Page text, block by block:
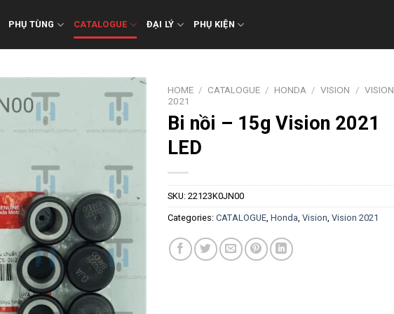
PHỤ TÙNG CATALOGUE ĐẠI LÝ PHỤ KIỆN
HOME / CATALOGUE / HONDA / VISION / VISION
2021
Bi nồi – 15g Vision 2021
LED
SKU: 22123K0JN00
Categories: CATALOGUE Honda Vision Vision 2021